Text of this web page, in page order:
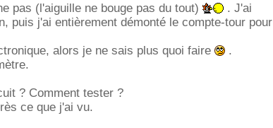
pas (l'aiguille ne bouge pas du tout)
. J'ai
puis j'ai entièrement démonté le compte-tour pour
alors je ne sais plus quoi faire
.
? Comment tester ?
ce que j'ai vu.